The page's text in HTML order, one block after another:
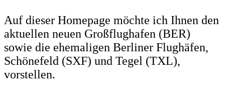
Auf dieser Homepage möchte ich Ihnen den
aktuellen neuen Großflughafen (BER)
sowie die ehemaligen Berliner Flughäfen,
Schönefeld (SXF) und Tegel (TXL),
vorstellen.